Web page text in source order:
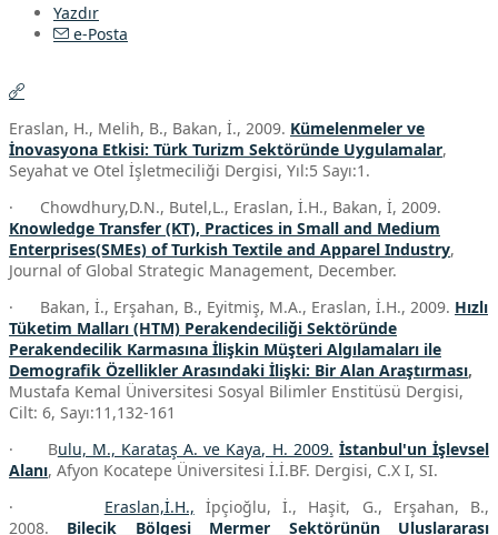
Yazdır
e-Posta
Eraslan, H., Melih, B., Bakan, İ., 2009. Kümelenmeler ve
İnovasyona Etkisi: Türk Turizm Sektöründe Uygulamalar,
Seyahat ve Otel İşletmeciliği Dergisi, Yıl:5 Sayı:1.
· Chowdhury,D.N., Butel,L., Eraslan, İ.H., Bakan, İ, 2009.
Knowledge Transfer (KT), Practices in Small and Medium
Enterprises(SMEs) of Turkish Textile and Apparel Industry,
Journal of Global Strategic Management, December.
· Bakan, İ., Erşahan, B., Eyitmiş, M.A., Eraslan, İ.H., 2009. Hızlı
Tüketim Malları (HTM) Perakendeciliği Sektöründe
Perakendecilik Karmasına İlişkin Müşteri Algılamaları ile
Demografik Özellikler Arasındaki İlişki: Bir Alan Araştırması,
Mustafa Kemal Üniversitesi Sosyal Bilimler Enstitüsü Dergisi,
Cilt: 6, Sayı:11,132-161
· Bulu, M., Karataş A. ve Kaya, H. 2009. İstanbul'un İşlevsel
Alanı, Afyon Kocatepe Üniversitesi İ.İ.BF. Dergisi, C.X I, SI.
· Eraslan,İ.H., İpçioğlu, İ., Haşit, G., Erşahan, B.,
2008. Bilecik Bölgesi Mermer Sektörünün Uluslararası